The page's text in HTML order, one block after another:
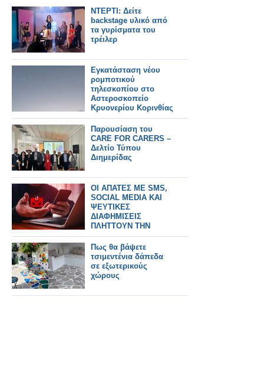
ΝΤΕΡΤΙ: Δείτε
backstage υλικό από
τα γυρίσματα του
τρέιλερ
Εγκατάσταση νέου
ρομποτικού
τηλεσκοπίου στο
Αστεροσκοπείο
Κρυονερίου Κορινθίας
Παρουσίαση του
CARE FOR CARERS –
Δελτίο Τύπου
Διημερίδας
ΟΙ ΑΠΑΤΕΣ ΜΕ SMS,
SOCIAL MEDIA ΚΑΙ
ΨΕΥΤΙΚΕΣ
ΔΙΑΦΗΜΙΣΕΙΣ
ΠΛΗΤΤΟΥΝ ΤΗΝ
ΕΛΛΑΔΑ
Πως θα βάψετε
τσιμεντένια δάπεδα
σε εξωτερικούς
χώρους